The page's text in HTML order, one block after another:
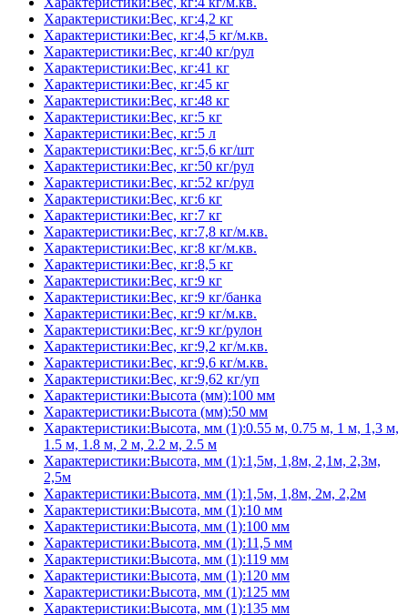
Характеристики:Вес, кг:4,2 кг
Характеристики:Вес, кг:4,5 кг/м.кв.
Характеристики:Вес, кг:40 кг/рул
Характеристики:Вес, кг:41 кг
Характеристики:Вес, кг:45 кг
Характеристики:Вес, кг:48 кг
Характеристики:Вес, кг:5 кг
Характеристики:Вес, кг:5 л
Характеристики:Вес, кг:5,6 кг/шт
Характеристики:Вес, кг:50 кг/рул
Характеристики:Вес, кг:52 кг/рул
Характеристики:Вес, кг:6 кг
Характеристики:Вес, кг:7 кг
Характеристики:Вес, кг:7,8 кг/м.кв.
Характеристики:Вес, кг:8 кг/м.кв.
Характеристики:Вес, кг:8,5 кг
Характеристики:Вес, кг:9 кг
Характеристики:Вес, кг:9 кг/банка
Характеристики:Вес, кг:9 кг/м.кв.
Характеристики:Вес, кг:9 кг/рулон
Характеристики:Вес, кг:9,2 кг/м.кв.
Характеристики:Вес, кг:9,6 кг/м.кв.
Характеристики:Вес, кг:9,62 кг/уп
Характеристики:Высота (мм):100 мм
Характеристики:Высота (мм):50 мм
Характеристики:Высота, мм (1):0.55 м, 0.75 м, 1 м, 1,3 м,
1.5 м, 1.8 м, 2 м, 2.2 м, 2.5 м
Характеристики:Высота, мм (1):1,5м, 1,8м, 2,1м, 2,3м,
2,5м
Характеристики:Высота, мм (1):1,5м, 1,8м, 2м, 2,2м
Характеристики:Высота, мм (1):10 мм
Характеристики:Высота, мм (1):100 мм
Характеристики:Высота, мм (1):11,5 мм
Характеристики:Высота, мм (1):119 мм
Характеристики:Высота, мм (1):120 мм
Характеристики:Высота, мм (1):125 мм
Характеристики:Высота, мм (1):135 мм